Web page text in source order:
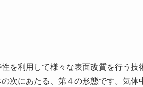
を利用して様々な表面改質を行う技
次にあたる、第４の形態です。気